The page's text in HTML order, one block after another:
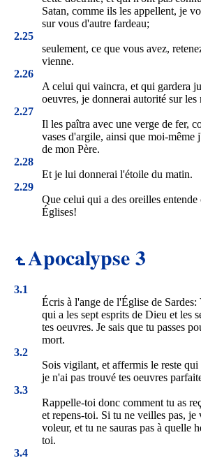
Satan, comme ils les appellent, je
sur vous d'autre fardeau;
2.25
seulement, ce que vous avez,
vienne.
2.26
A celui qui vaincra, et qui gardera
oeuvres, je donnerai autorité sur les
2.27
Il les paîtra avec une verge de fer,
vases d'argile, ainsi que moi-même
de mon Père.
2.28
Et je lui donnerai l'étoile du matin.
2.29
Que celui qui a des oreilles
Églises!
Apocalypse 3
3.1
Écris à l'ange de l'Église de
qui a les sept esprits de Dieu et les
tes oeuvres. Je sais que tu passes
mort.
3.2
Sois vigilant, et affermis le reste
je n'ai pas trouvé tes oeuvres
3.3
Rappelle-toi donc comment tu as
et repens-toi. Si tu ne veilles pas, je
voleur, et tu ne sauras pas à quelle
toi.
3.4